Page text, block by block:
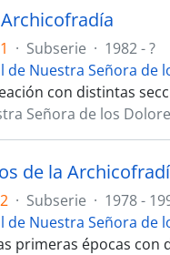
· Subserie · 1982 - ?
Nuestra Señora de
con distintas
Señora de los
de la
· Subserie · 1978 -
Nuestra Señora de
primeras épocas